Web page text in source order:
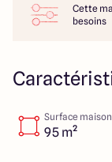
Maisons
Cette
besoins
Surface maison
95 m²